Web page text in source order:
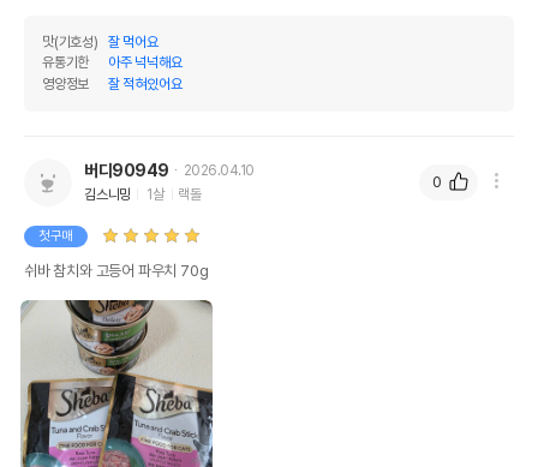
맛(기호성)
잘 먹어요
유통기한
아주 넉넉해요
영양정보
잘 적혀있어요
버디90949
2026.04.10
김스니밍
1살 랙돌
첫구매
쉬바 참치와 고등어 파우치 70g
0